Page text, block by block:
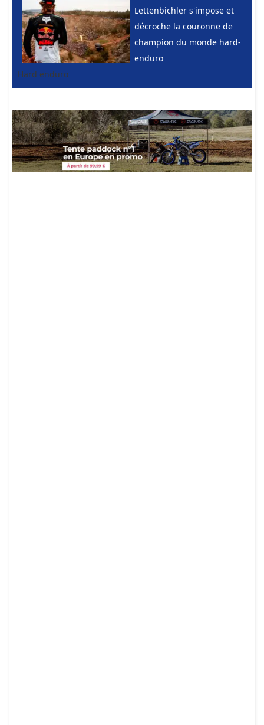
Lettenbichler s'impose et
décroche la couronne de
champion du monde hard-
enduro
Hard enduro